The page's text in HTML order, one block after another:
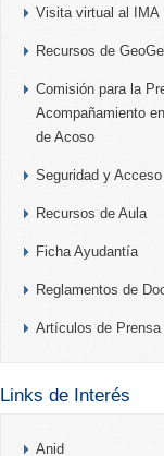
Visita virtual al IMA
Recursos de
Comisión para la
Acompañamiento
de Acoso
Seguridad y
Recursos de Aula
Ficha Ayudantía
Reglamentos de
Artículos de Prensa
Links de Interés
Anid